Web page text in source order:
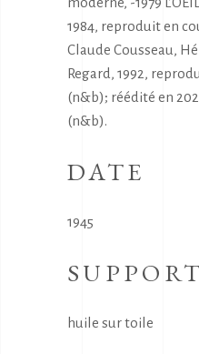
1984, reproduit en
Claude Cousseau,
Regard, 1992,
(n&b); réédité en
(n&b).
DATE
1945
SUPPORT
huile sur toile